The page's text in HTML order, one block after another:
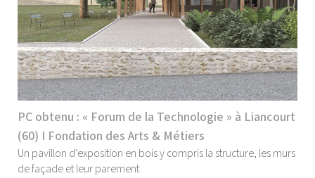
PC obtenu : « Forum de la Technologie » à Liancourt
(60) I Fondation des Arts & Métiers
Un pavillon d’exposition en bois y compris la structure, les murs
de façade et leur parement.